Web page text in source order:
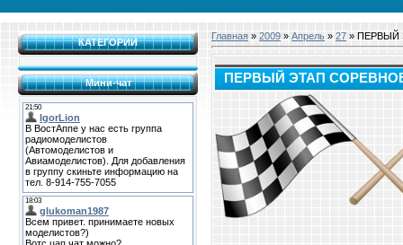
КАТЕГОРИИ
Мини-чат
Главная » 2009 » Апрель » 27 » ПЕРВЫЙ
ПЕРВЫЙ ЭТАП